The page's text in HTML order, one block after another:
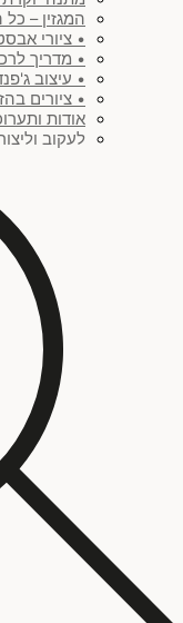
המגזין –
• ציורי
• מדריך
• עיצוב
• ציורים
אודות
לעקוב